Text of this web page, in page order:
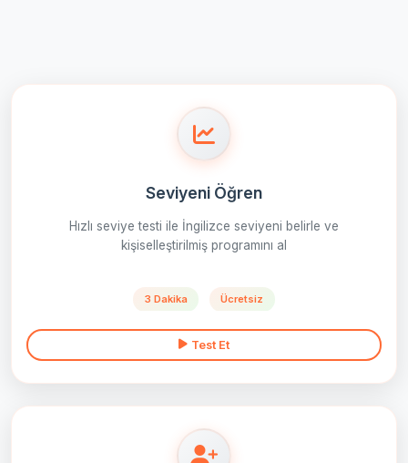
Seviyeni Öğren
Hızlı seviye testi ile İngilizce seviyeni belirle ve
kişiselleştirilmiş programını al
3 Dakika Ücretsiz
Test Et